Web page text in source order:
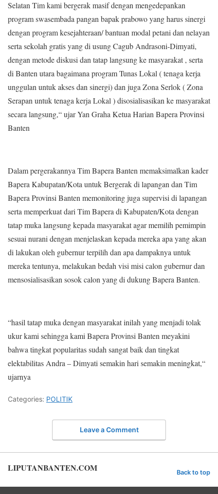
Selatan Tim kami bergerak masif dengan mengedepankan
program swasembada pangan bapak prabowo yang harus sinergi
dengan program kesejahteraan/ bantuan modal petani dan nelayan
serta sekolah gratis yang di usung Cagub Andrasoni-Dimyati,
dengan metode diskusi dan tatap langsung ke masyarakat , serta
di Banten utara bagaimana program Tunas Lokal ( tenaga kerja
unggulan untuk akses dan sinergi) dan juga Zona Serlok ( Zona
Serapan untuk tenaga kerja Lokal ) disosialisasikan ke masyarakat
secara langsung,“ ujar Yan Graha Ketua Harian Bapera Provinsi
Banten
Dalam pergerakannya Tim Bapera Banten memaksimalkan kader
Bapera Kabupatan/Kota untuk Bergerak di lapangan dan Tim
Bapera Provinsi Banten memonitoring juga supervisi di lapangan
serta memperkuat dari Tim Bapera di Kabupaten/Kota dengan
tatap muka langsung kepada masyarakat agar memilih pemimpin
sesuai nurani dengan menjelaskan kepada mereka apa yang akan
di lakukan oleh gubernur terpilih dan apa dampaknya untuk
mereka tentunya, melakukan bedah visi misi calon gubernur dan
mensosialisasikan sosok calon yang di dukung Bapera Banten.
“hasil tatap muka dengan masyarakat inilah yang menjadi tolak
ukur kami sehingga kami Bapera Provinsi Banten meyakini
bahwa tingkat popularitas sudah sangat baik dan tingkat
elektabilitas Andra – Dimyati semakin hari semakin meningkat,“
ujarnya
Categories: POLITIK
Leave a Comment
LIPUTANBANTEN.COM Back to top